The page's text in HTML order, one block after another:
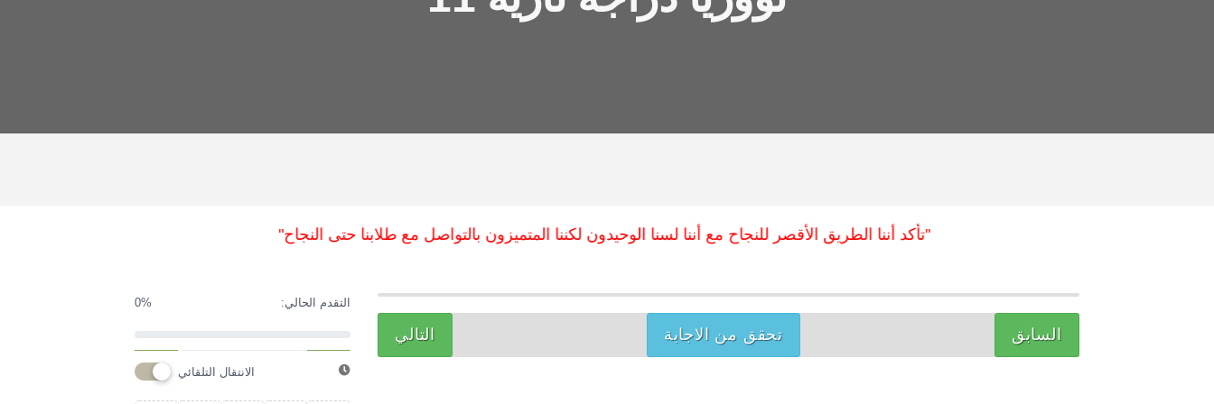
"تأكد أننا الطريق الأقصر للنجاح مع أننا لسنا الوحيدون لكننا المتميزون بالتواصل مع طلابنا حتى النجاح"
السابق تحقق من الاجابة التالي
التقدم الحالي: 0%
الانتقال التلقائي